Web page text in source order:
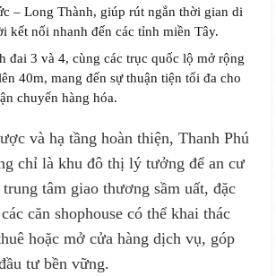
– Long Thành, giúp rút ngắn thời gian di
kết nối nhanh đến các tỉnh miền Tây.
đai 3 và 4, cùng các trục quốc lộ mở rộng
40m, mang đến sự thuận tiện tối đa cho
chuyển hàng hóa.
và hạ tầng hoàn thiện, Thanh Phú
chỉ là khu đô thị lý tưởng để an cư
tâm giao thương sầm uất, đặc
căn shophouse có thể khai thác
hoặc mở cửa hàng dịch vụ, góp
tư bền vững.